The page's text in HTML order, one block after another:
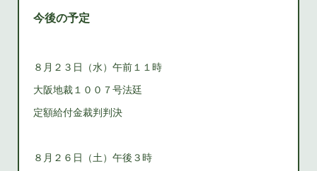
今後の予定
８月２３日（水）午前１１時
大阪地裁１００７号法廷
定額給付金裁判判決
８月２６日（土）午後３時